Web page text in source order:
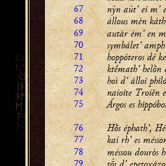
67 nŷn aût' eí m'
68 állous mèn
69 autàr ém' en
70 symbálet'
71 hoppóteros dé
72 ktḗmath' helṑn
73 hoì d' álloi
74 naíoite Troíēn
75 Árgos es
76 Hṑs éphath',
77 kaí rh' es
78 méssou douròs
79